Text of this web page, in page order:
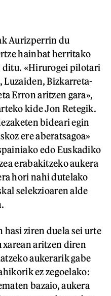
Aurizperrin du
hainbat herritako
ditu. «Hirurogei pilotari
Bizkarreta-
Erron aritzen gara»,
kide Jon Retegik.
bideari egin
ere aberatsagoa»
edo Euskadiko
erabakitzeko aukera
hori nahi dutelako
selekzioaren alde
ziren duela sei urte
aritzen diren
aukerarik gabe
ez zegoelako:
bazaio, aukera